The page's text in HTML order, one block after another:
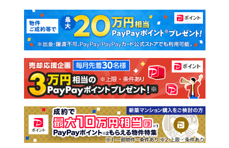
新築マンション 中古マンション
新築一戸建て 中古一戸建て
注文住宅 土地
売却査定
マンションカタログ 教えて！住まいの先生